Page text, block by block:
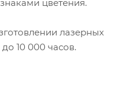
цветения.
лазерных
10 000 часов.